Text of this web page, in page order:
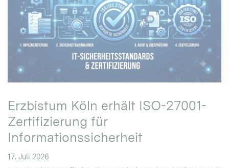
Erzbistum Köln erhält ISO-27001-
Zertifizierung für
Informationssicherheit
17. Juli 2026